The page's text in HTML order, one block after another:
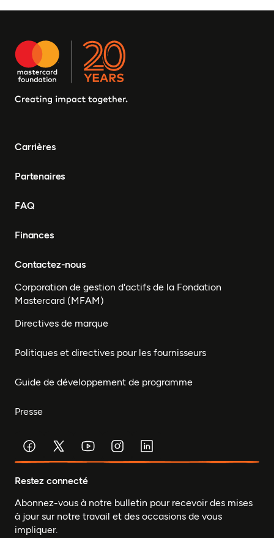
Carrières
Partenaires
FAQ
Finances
Contactez-nous
Corporation de gestion d'actifs de la Fondation
Mastercard (MFAM)
Directives de marque
Politiques et directives pour les fournisseurs
Guide de développement de programme
Presse
Restez connecté
Abonnez-vous à notre bulletin pour recevoir des mises
à jour sur notre travail et des occasions de vous
impliquer.